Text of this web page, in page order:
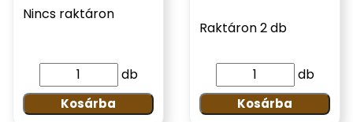
Nincs raktáron
db
Kosárba
Raktáron 2 db
db
Kosárba